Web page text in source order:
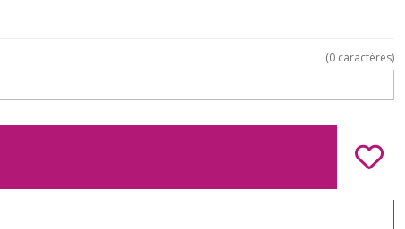
(0 caractères)